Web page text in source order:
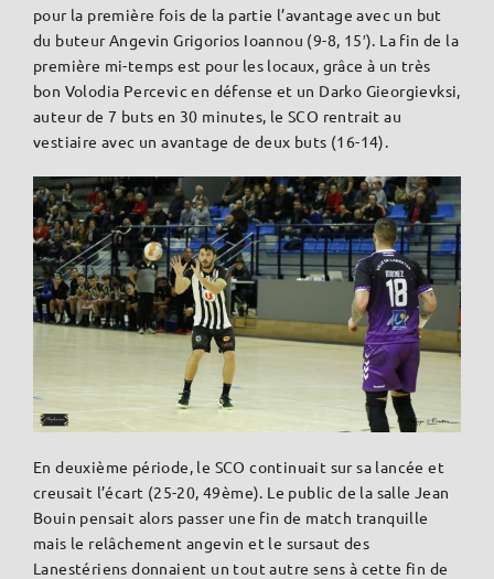
pour la première fois de la partie l’avantage avec un but
du buteur Angevin Grigorios Ioannou (9-8, 15′). La fin de la
première mi-temps est pour les locaux, grâce à un très
bon Volodia Percevic en défense et un Darko Gieorgievksi,
auteur de 7 buts en 30 minutes, le SCO rentrait au
vestiaire avec un avantage de deux buts (16-14).
En deuxième période, le SCO continuait sur sa lancée et
creusait l’écart (25-20, 49ème). Le public de la salle Jean
Bouin pensait alors passer une fin de match tranquille
mais le relâchement angevin et le sursaut des
Lanestériens donnaient un tout autre sens à cette fin de